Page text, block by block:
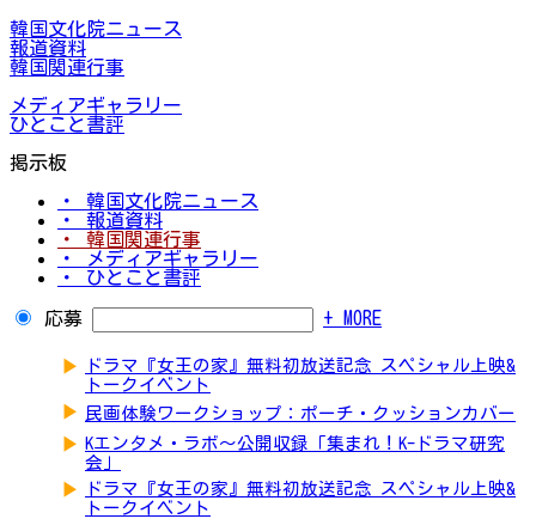
韓国文化院ニュース
報道資料
韓国関連行事
メディアギャラリー
ひとこと書評
掲示板
・ 韓国文化院ニュース
・ 報道資料
・ 韓国関連行事
・ メディアギャラリー
・ ひとこと書評
応募 + MORE
▶
ドラマ『女王の家』無料初放送記念 スペシャル上映&
トークイベント
▶ 民画体験ワークショップ：ポーチ・クッションカバー
▶ Kエンタメ・ラボ～公開収録「集まれ！K-ドラマ研究
会」
▶
ドラマ『女王の家』無料初放送記念 スペシャル上映&
トークイベント